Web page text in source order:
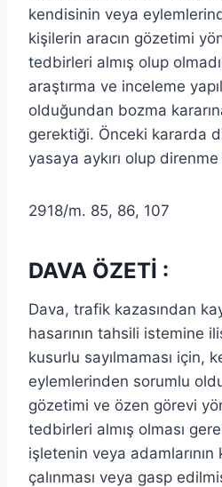
kendisinin veya
kişilerin aracın gözetimi
tedbirleri almış olup
araştırma ve inceleme
olduğundan bozma
gerektiği. Önceki kararda
yasaya aykırı olup direnme
2918/m. 85, 86, 107
DAVA ÖZETİ :
Dava, trafik kazasından
hasarının tahsili istemine
kusurlu sayılmaması için,
eylemlerinden sorumlu
gözetimi ve özen görevi
tedbirleri almış olması
işletenin veya adamlarının
çalınması veya gasp